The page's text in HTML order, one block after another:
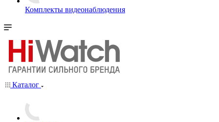
Комплекты видеонаблюдения
Каталог